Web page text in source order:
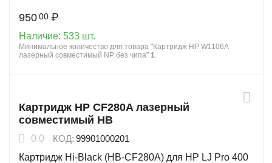
950 00 ₽
Наличие: 533 шт.
Минимальное количество для товара "Картридж HP W1106A
лазерный совместимый NP без чипа" 1.
Картридж HP CF280A лазерный
совместимый HB
0.0 КОД: 99901000201
Картридж Hi-Black (HB-CF280A) для HP LJ Pro 400